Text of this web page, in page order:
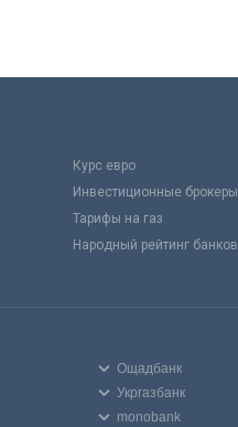
Курс евро
Инвестиционные брокеры
Тарифы на газ
Народный рейтинг банков
Ощадбанк
Укргазбанк
monobank